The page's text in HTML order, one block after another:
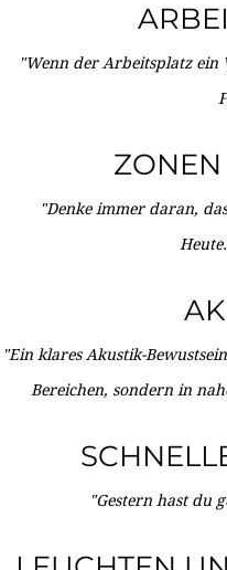
"Wenn der Arbeitsplatz ein
"Denke immer daran,
"Ein klares Akustik-
Bereichen, sondern in
"Gestern hast du